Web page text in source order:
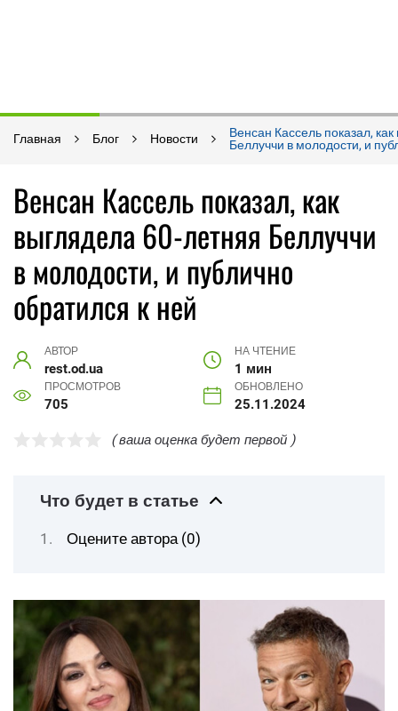
Главная Блог Новости
Венсан Кассель показал,
Беллуччи в молодости, и
Венсан Кассель показал, как
выглядела 60-летняя Беллуччи
в молодости, и публично
обратился к ней
АВТОР
rest.od.ua
НА ЧТЕНИЕ
1 мин
ПРОСМОТРОВ
705
ОБНОВЛЕНО
25.11.2024
( ваша оценка будет первой )
Что будет в статье
Оцените автора (0)